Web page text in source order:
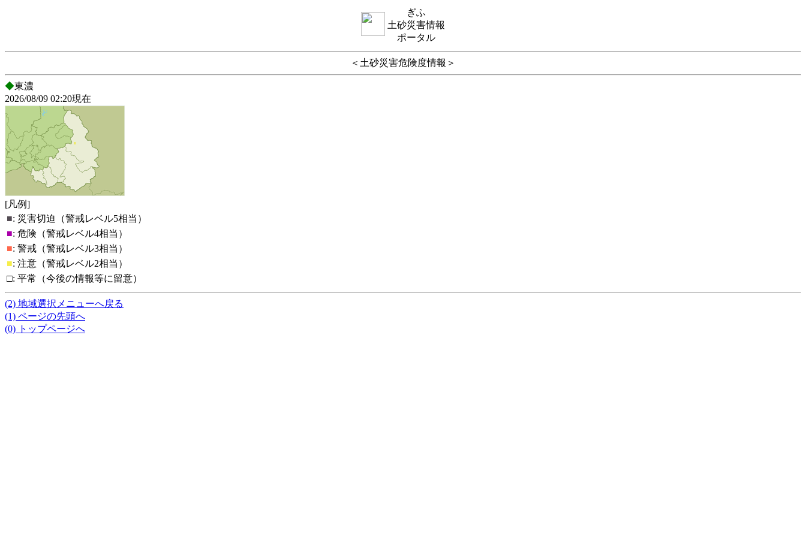
ぎふ
土砂災害情報
ポータル
＜土砂災害危険度情報＞
◆東濃
2026/08/09 02:20現在
[凡例]
■: 災害切迫（警戒レベル5相当）
■: 危険（警戒レベル4相当）
■: 警戒（警戒レベル3相当）
■: 注意（警戒レベル2相当）
□: 平常（今後の情報等に留意）
(2) 地域選択メニューへ戻る
(1) ページの先頭へ
(0) トップページへ